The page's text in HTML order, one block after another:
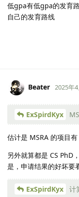
低gpa有低gpa的发育
自己的发育路线
Beater 2025年
ExSpirdKyx
估计是 MSRA 的项目
另外就算都是 CS PhD
是，申请结果的好坏要
ExSpirdKyx 计